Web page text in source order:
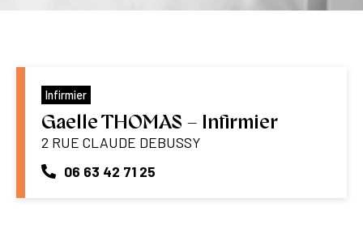
Infirmier
Gaelle THOMAS – Infirmier
2 RUE CLAUDE DEBUSSY
06 63 42 71 25